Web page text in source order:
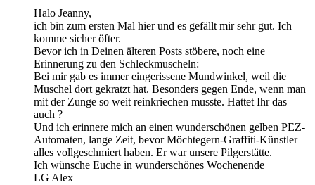
Halo Jeanny,
ich bin zum ersten Mal hier und es gefällt mir sehr gut. Ich
komme sicher öfter.
Bevor ich in Deinen älteren Posts stöbere, noch eine
Erinnerung zu den Schleckmuscheln:
Bei mir gab es immer eingerissene Mundwinkel, weil die
Muschel dort gekratzt hat. Besonders gegen Ende, wenn man
mit der Zunge so weit reinkriechen musste. Hattet Ihr das
auch ?
Und ich erinnere mich an einen wunderschönen gelben PEZ-
Automaten, lange Zeit, bevor Möchtegern-Graffiti-Künstler
alles vollgeschmiert haben. Er war unsere Pilgerstätte.
Ich wünsche Euche in wunderschönes Wochenende
LG Alex